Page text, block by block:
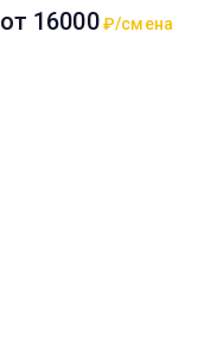
от 16000₽/смена